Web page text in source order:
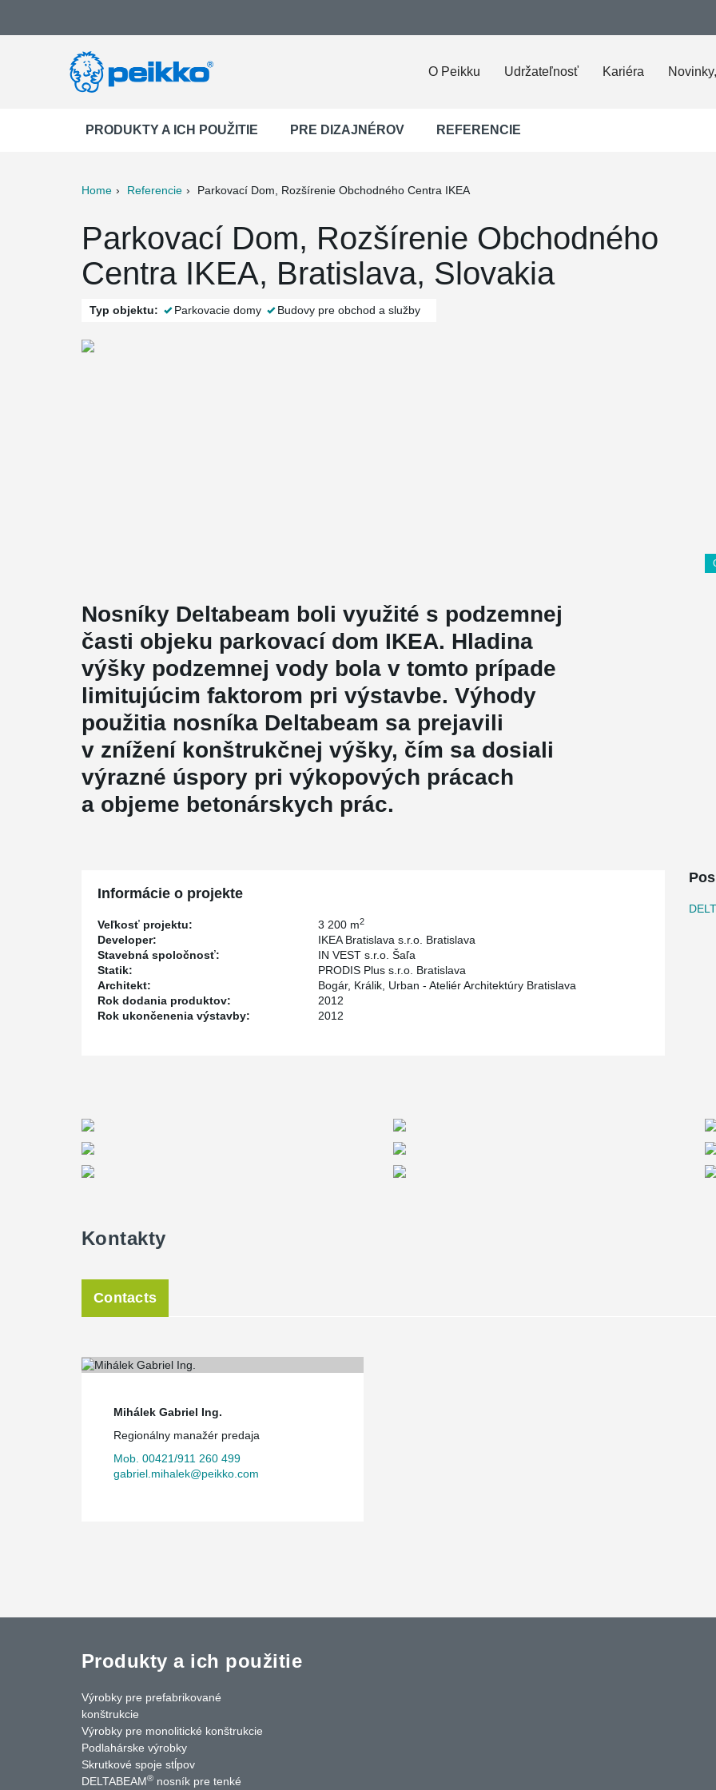
O Peikku Udržateľnosť Kariéra
PRODUKTY A ICH POUŽITIE PRE DIZAJNÉROV REFERENCIE
Home Referencie Parkovací Dom, Rozšírenie Obchodného Centra IKEA
Parkovací Dom, Rozšírenie Obchodného
Centra IKEA, Bratislava, Slovakia
Typ objektu: Parkovacie domy Budovy pre obchod a služby
Nosníky Deltabeam boli využité s podzemnej
časti objeku parkovací dom IKEA. Hladina
výšky podzemnej vody bola v tomto prípade
limitujúcim faktorom pri výstavbe. Výhody
použitia nosníka Deltabeam sa prejavili
v znížení konštrukčnej výšky, čím sa dosiali
výrazné úspory pri výkopových prácach
a objeme betonárskych prác.
Informácie o projekte
Veľkosť projektu: 3 200 m2
Developer:
IKEA Bratislava s.r.o. Bratislava
Stavebná spoločnosť:
IN VEST s.r.o. Šaľa
Statik:
PRODIS Plus s.r.o. Bratislava
Architekt:
Bogár, Králik, Urban - Ateliér Architektúry Bratislava
Rok dodania produktov:
2012
Rok ukončenenia výstavby:
2012
Kontakty
Contacts
Mihálek Gabriel Ing.
Regionálny manažér predaja
Mob. 00421/911 260 499
gabriel.mihalek@peikko.com
Produkty a ich použitie
Výrobky pre prefabrikované
konštrukcie
Výrobky pre monolitické konštrukcie
Podlahárske výrobky
Skrutkové spoje stĺpov
DELTABEAM® nosník pre tenké